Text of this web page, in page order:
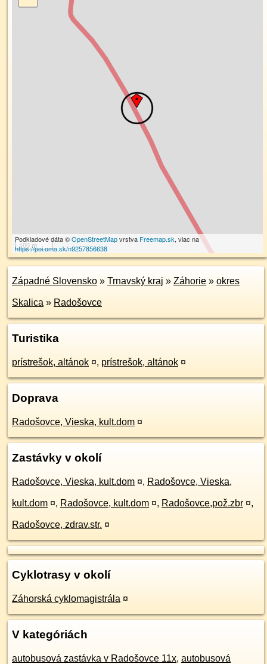
100 m
Podkladové dáta ©OpenStreetMapvrstva Freemap.sk, viac na
https://poi.oma.sk/n9257856638
Západné Slovensko » Trnavský kraj » Záhorie » okres
Skalica » Radošovce
Turistika
prístrešok, altánok ¤, prístrešok, altánok ¤
Doprava
Radošovce, Vieska, kult.dom ¤
Zastávky v okolí
Radošovce, Vieska, kult.dom ¤, Radošovce, Vieska,
kult.dom ¤, Radošovce, kult.dom ¤, Radošovce,pož.zbr ¤,
Radošovce, zdrav.str. ¤
Cyklotrasy v okolí
Záhorská cyklomagistrála ¤
V kategóriách
autobusová zastávka v Radošovce 11x, autobusová